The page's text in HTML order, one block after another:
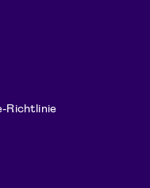
Richtlinie